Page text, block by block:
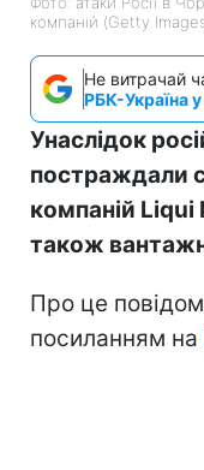
компаній (Getty
Не витрачай
РБК-Україна
Унаслідок
постраждали
компаній Liqui
також
Про це
посиланням на